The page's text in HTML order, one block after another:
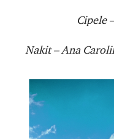
Cipele
Nakit – Ana